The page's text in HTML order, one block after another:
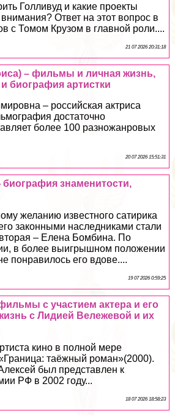
Голливуд и какие проекты
Ответ на этот вопрос в
с Томом Крузом в главной роли....
21 07 2026 20:31:18
– фильмы и личная жизнь,
биография артистки
– российская актриса
достаточно
более 100 разножанровых
20 07 2026 15:51:31
знаменитости,
желанию известного сатирика
законными наследниками стали
– Елена Бомбина. По
в более выигрышном положении
понравилось его вдове....
19 07 2026 0:59:25
с участием актера и его
с Лидией Вележевой и их
кино в полной мере
таёжный роман»(2000).
был представлен к
РФ в 2002 году...
18 07 2026 18:58:23